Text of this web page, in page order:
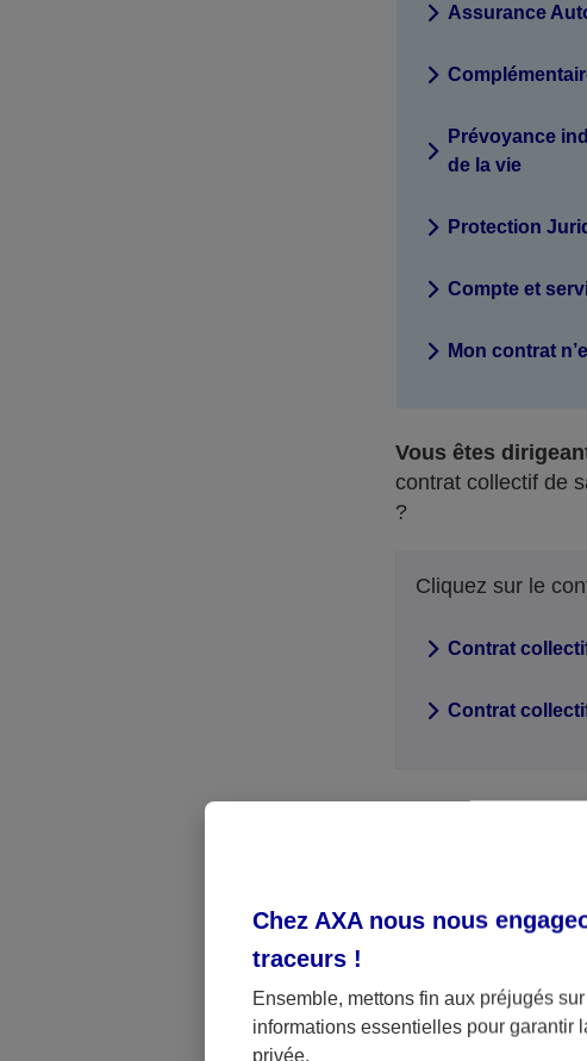
Assurance
Prévoyance
de la vie
Protection
Compte et
Mon contrat
Vous êtes
contrat collectif de
?
Cliquez sur le
Contrat
Contrat
Le contrat que
Contactez votre
Chez AXA nous nous
traceurs !
Ensemble, mettons fin aux préjugés
informations essentielles pour garantir
privée.